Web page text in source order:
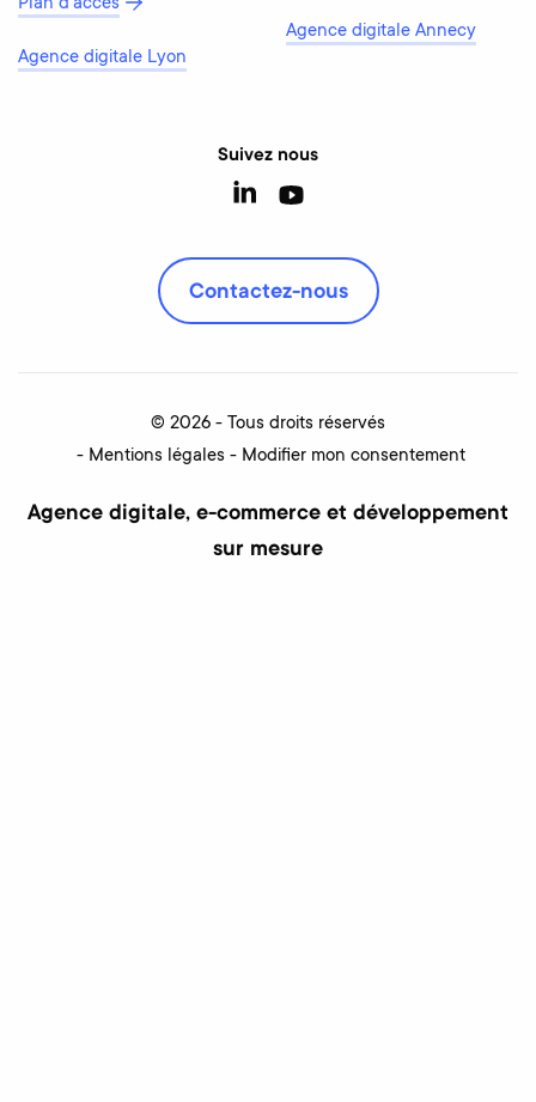
Agence digitale Lyon
Agence digitale Annecy
Suivez nous
Contactez-nous
© 2026 - Tous droits réservés
Mentions légales
Modifier mon consentement
Agence digitale, e-commerce et développement
sur mesure